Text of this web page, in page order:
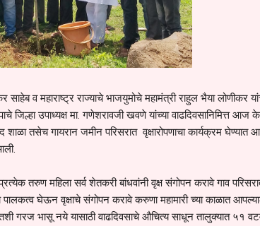
साहेब व महाराष्ट्र राज्याचे भाजयुमोचे महामंत्री राहुल भैया लोणीकर
जिल्हा उपाध्यक्ष मा. गणेशरावजी खवणे यांच्या वाढदिवसानिमित्त आज
तसेच गायरान जमीन परिसरात वृक्षारोपणाचा कार्यक्रम घेण्यात
तरुण महिला सर्व शेतकरी बांधवांनी वृक्ष संगोपन करावे गाव
पालकत्व घेऊन वृक्षाचे संगोपन करावे करुणा महामारी च्या काळात
गरज भासू नये यासाठी वाढदिवसाचे औचित्य साधून तालुक्यात ५१